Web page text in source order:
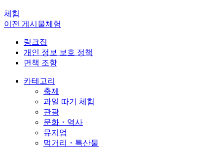
체험
이전 게시물체험
링크집
개인 정보 보호 정책
면책 조항
카테고리
축제
과일 따기 체험
관광
문화・역사
뮤지엄
먹거리・특산물